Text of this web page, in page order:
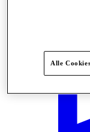
Alle